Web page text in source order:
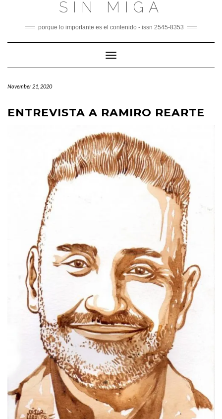
SIN MIGA
porque lo importante es el contenido - issn 2545-8353
Toggle
Navigation
November 21, 2020
ENTREVISTA A RAMIRO REARTE